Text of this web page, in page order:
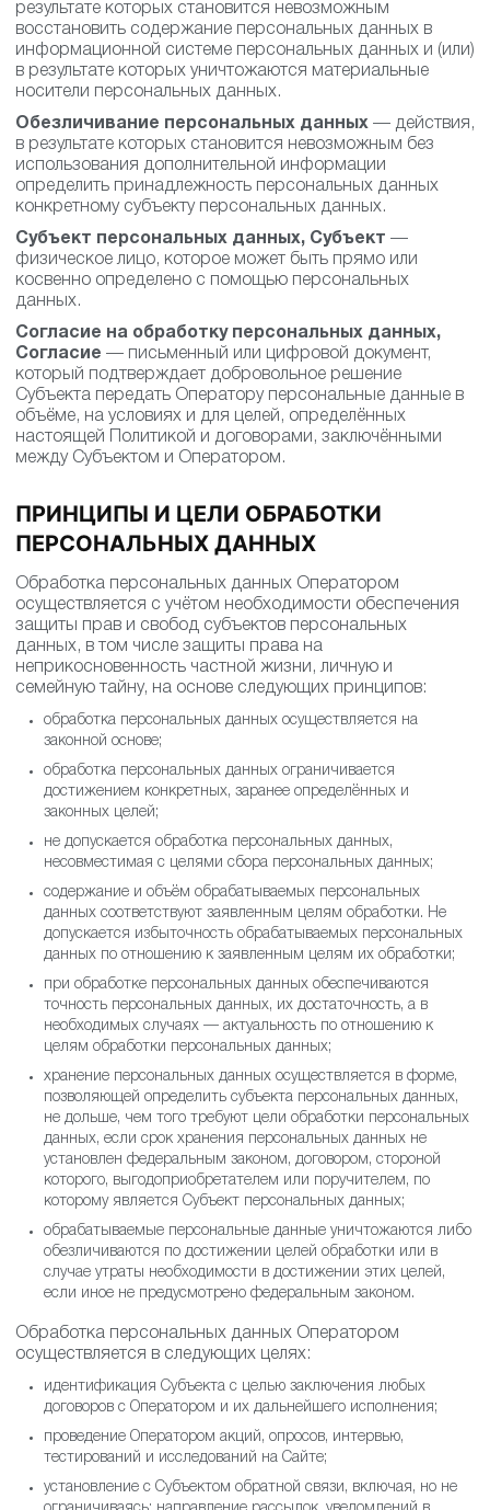
результате которых становится невозможным
восстановить содержание персональных данных в
информационной системе персональных данных и (или)
в результате которых уничтожаются материальные
носители персональных данных.
Обезличивание персональных данных — действия,
в результате которых становится невозможным без
использования дополнительной информации
определить принадлежность персональных данных
конкретному субъекту персональных данных.
Субъект персональных данных, Субъект —
физическое лицо, которое может быть прямо или
косвенно определено с помощью персональных
данных.
Согласие на обработку персональных данных,
Согласие — письменный или цифровой документ,
который подтверждает добровольное решение
Субъекта передать Оператору персональные данные в
объёме, на условиях и для целей, определённых
настоящей Политикой и договорами, заключёнными
между Субъектом и Оператором.
ПРИНЦИПЫ И ЦЕЛИ ОБРАБОТКИ
ПЕРСОНАЛЬНЫХ ДАННЫХ
Обработка персональных данных Оператором
осуществляется с учётом необходимости обеспечения
защиты прав и свобод субъектов персональных
данных, в том числе защиты права на
неприкосновенность частной жизни, личную и
семейную тайну, на основе следующих принципов:
обработка персональных данных осуществляется на
законной основе;
обработка персональных данных ограничивается
достижением конкретных, заранее определённых и
законных целей;
не допускается обработка персональных данных,
несовместимая с целями сбора персональных данных;
содержание и объём обрабатываемых персональных
данных соответствуют заявленным целям обработки. Не
допускается избыточность обрабатываемых персональных
данных по отношению к заявленным целям их обработки;
при обработке персональных данных обеспечиваются
точность персональных данных, их достаточность, а в
необходимых случаях — актуальность по отношению к
целям обработки персональных данных;
хранение персональных данных осуществляется в форме,
позволяющей определить субъекта персональных данных,
не дольше, чем того требуют цели обработки персональных
данных, если срок хранения персональных данных не
установлен федеральным законом, договором, стороной
которого, выгодоприобретателем или поручителем, по
которому является Субъект персональных данных;
обрабатываемые персональные данные уничтожаются либо
обезличиваются по достижении целей обработки или в
случае утраты необходимости в достижении этих целей,
если иное не предусмотрено федеральным законом.
Обработка персональных данных Оператором
осуществляется в следующих целях:
идентификация Субъекта с целью заключения любых
договоров с Оператором и их дальнейшего исполнения;
проведение Оператором акций, опросов, интервью,
тестирований и исследований на Сайте;
установление с Субъектом обратной связи, включая, но не